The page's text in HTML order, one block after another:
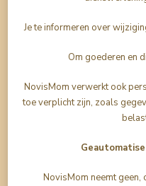
Je te informeren over
Om goederen en
NovisMom verwerkt ook
toe verplicht zijn, zoals
NovisMom neemt